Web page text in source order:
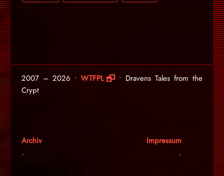
2007 – 2026 •WTFPL
• Dravens Tales from the
Crypt
Archiv
Impressum
.
.